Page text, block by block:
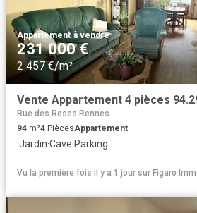
Appartement·à vendre
231 000 €
2 457 €/m²
Vente Appartement 4 pièces
Rue des Roses Rennes
94 m²4 PiècesAppartement
·Jardin·Cave·Parking
Vu la première fois il y a 1 jour sur Figaro